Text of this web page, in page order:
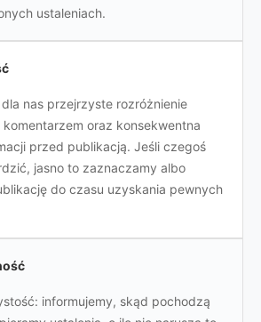
ustaleniach.
nas przejrzyste rozróżnienie
oraz konsekwentna
przed publikacją. Jeśli czegoś
jasno to zaznaczamy albo
do czasu uzyskania pewnych
informujemy, skąd pochodzą